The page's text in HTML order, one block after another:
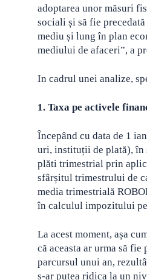
adoptarea unor măsuri
sociali și să fie
mediu și lung în plan
mediului de afaceri”, a
In cadrul unei analize,
1. Taxa pe activele
Începând cu data de 1
uri, instituții de plată), în
plăti trimestrial prin
sfârșitul trimestrului de
media trimestrială
în calculul impozitului
La acest moment, așa
că aceasta ar urma să
parcursul unui an,
s-ar putea ridica la un